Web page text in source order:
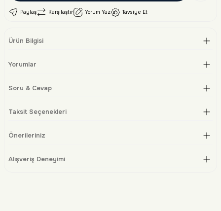
Paylaş Karşılaştır Yorum Yaz Tavsiye Et
Ürün Bilgisi
Yorumlar
Soru & Cevap
Taksit Seçenekleri
Önerileriniz
Alışveriş Deneyimi